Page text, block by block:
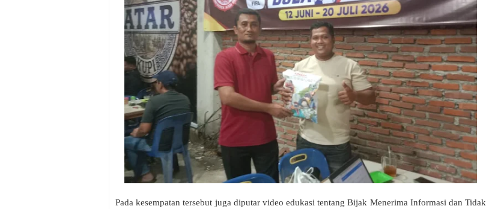
Pada kesempatan tersebut juga diputar video edukasi tentang Bijak Menerima Informasi dan Tidak